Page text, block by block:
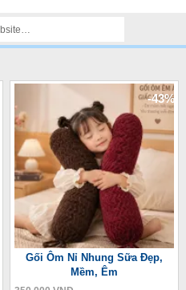
-43%
Gối Ôm Nỉ Nhung Sữa Đẹp,
Mềm, Êm